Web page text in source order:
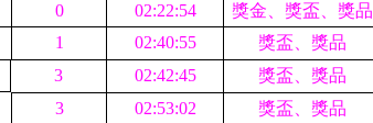
0 02:22:54
獎金、獎盃、獎品
1 02:40:55
獎盃、獎品
3 02:42:45
獎盃、獎品
3 02:53:02
獎盃、獎品